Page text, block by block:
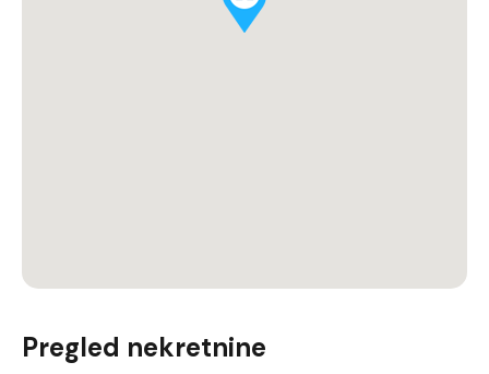
Pregled nekretnine